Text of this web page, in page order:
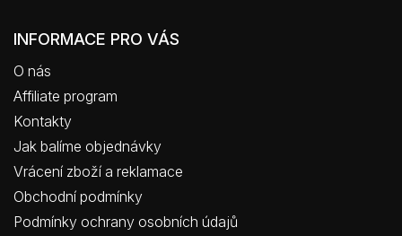
INFORMACE PRO VÁS
O nás
Affiliate program
Kontakty
Jak balíme objednávky
Vrácení zboží a reklamace
Obchodní podmínky
Podmínky ochrany osobních údajů